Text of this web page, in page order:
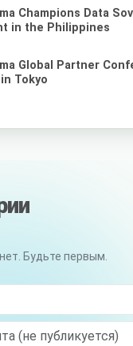
Champions Data
in the Philippines
Global Partner
Tokyo
Будьте первым.
публикуется)